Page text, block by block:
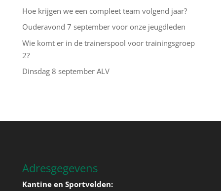
Hoe krijgen we een compleet team volgend jaar?
Ouderavond 7 september voor onze jeugdleden
Wie komt er in de trainerspool voor trainingsgroep
2?
Dinsdag 8 september ALV
Adresgegevens
Kantine en Sportvelden: